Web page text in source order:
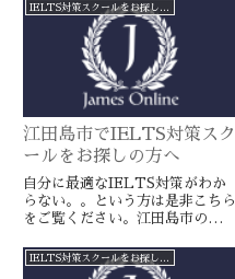
IELTS対策スクールをお探しの方へ
江田島市でIELTS対策スク
ールをお探しの方へ
自分に最適なIELTS対策がわか
らない。。という方は是非こちら
をご覧ください。江田島市の語学
ンラインのIELTS対策ならより
確実に目標達成が近づきます。海
IELTS対策スクールをお探しの方へ